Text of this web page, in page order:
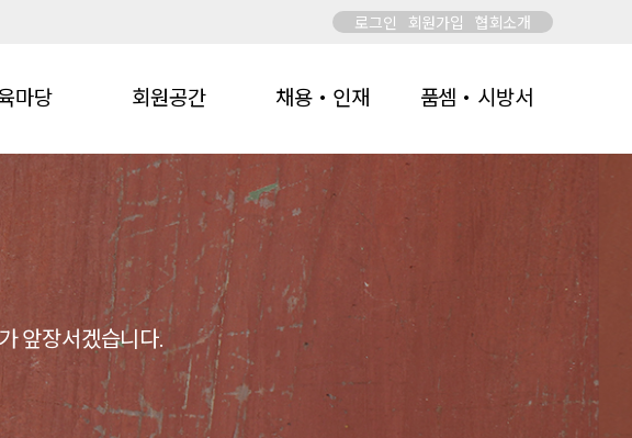
로그인 회원가입 협회소개
마당 회원공간 채용・인재 품셈・시방서
앞장서겠습니다.